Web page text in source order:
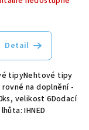
Detail
tipyNehtové tipy
na doplnění -
velikost 6Dodací
lhůta: IHNED